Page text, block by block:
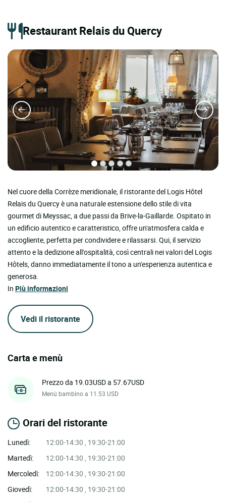
Restaurant Relais du Quercy
Nel cuore della Corrèze meridionale, il ristorante del Logis Hôtel
Relais du Quercy è una naturale estensione dello stile di vita
gourmet di Meyssac, a due passi da Brive-la-Gaillarde. Ospitato in
un edificio autentico e caratteristico, offre un'atmosfera calda e
accogliente, perfetta per condividere e rilassarsi. Qui, il servizio
attento e la dedizione all'ospitalità, così centrali nei valori del Logis
Hôtels, danno immediatamente il tono a un'esperienza autentica e
generosa.
In Più informazioni
Vedi il ristorante
Carta e menù
Prezzo da 19.03USD a 57.67USD
Menù bambino a 11.53 USD
Orari del ristorante
Lunedì:
12:00-14:30 , 19:30-21:00
Martedì:
12:00-14:30 , 19:30-21:00
Mercoledì:
12:00-14:30 , 19:30-21:00
Giovedì:
12:00-14:30 , 19:30-21:00